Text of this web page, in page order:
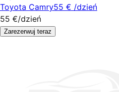
Toyota Camry55 € /dzień
55 €/dzień
Zarezerwuj teraz